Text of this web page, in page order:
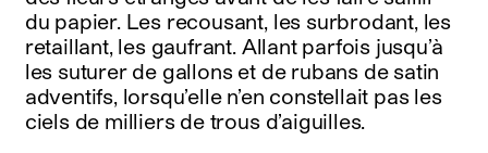
du papier. Les recousant, les surbrodant, les
retaillant, les gaufrant. Allant parfois jusqu’à
les suturer de gallons et de rubans de satin
adventifs, lorsqu’elle n’en constellait pas les
ciels de milliers de trous d’aiguilles.